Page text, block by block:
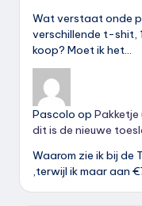
Wat verstaat onde
verschillende t-shit,
koop? Moet ik het…
Pascolo op
dit is de nieuwe
Waarom zie ik bij
,terwijl ik maar aan